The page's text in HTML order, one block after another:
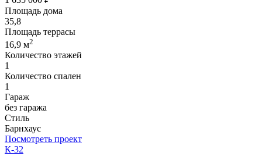
Площадь дома
35,8
Площадь террасы
16,9 м2
Количество этажей
1
Количество спален
1
Гараж
без гаража
Стиль
Барнхаус
Посмотреть проект
К-32